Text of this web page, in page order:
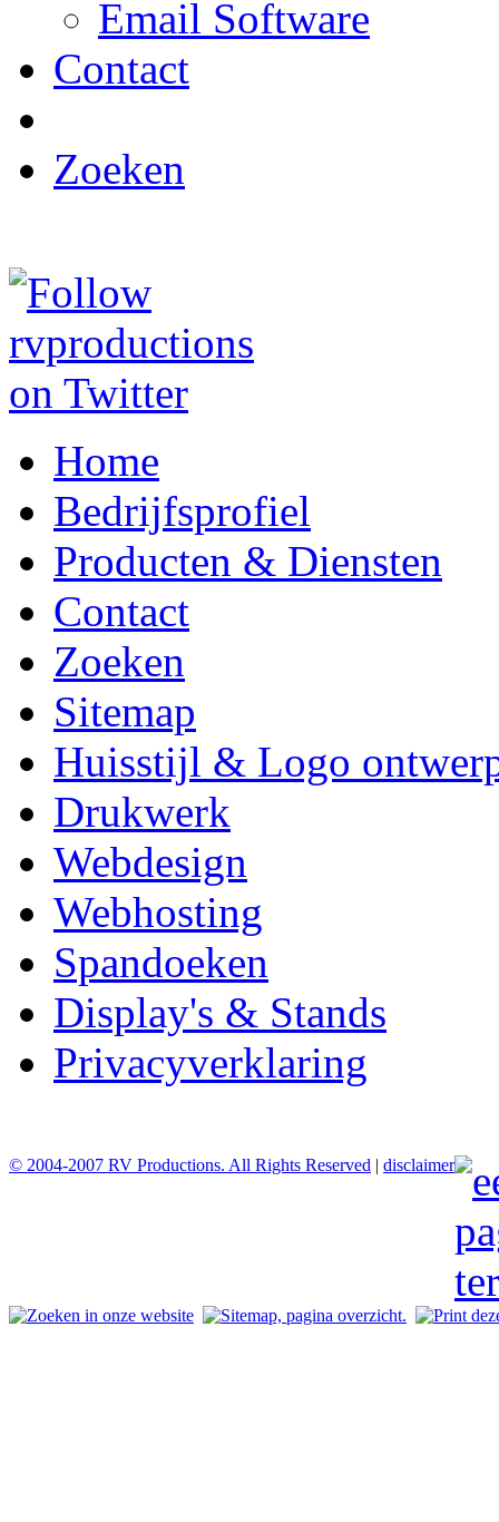
Email Software
Contact
Zoeken
Home
Bedrijfsprofiel
Producten & Diensten
Contact
Zoeken
Sitemap
Huisstijl & Logo
Drukwerk
Webdesign
Webhosting
Spandoeken
Display's & Stands
Privacyverklaring
© 2004-2007 RV Productions. All Rights Reserved | disclaimer